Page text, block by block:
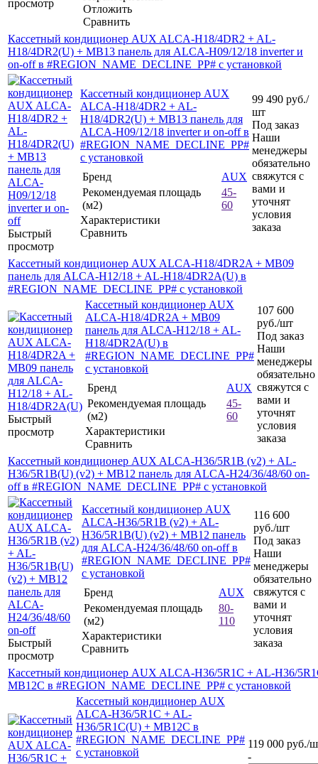
просмотр
Отложить
Сравнить
Кассетный кондиционер AUX ALCA-H18/4DR2 + AL-
H18/4DR2(U) + MB13 панель для ALCA-H09/12/18 inverter и
on-off в #REGION_NAME_DECLINE_PP# с установкой
Быстрый
просмотр
Кассетный кондиционер AUX
ALCA-H18/4DR2 + AL-
H18/4DR2(U) + MB13 панель для
ALCA-H09/12/18 inverter и on-off в
#REGION_NAME_DECLINE_PP#
с установкой
Бренд
AUX
Рекомендуемая площадь
(м2)
45-
60
Характеристики
Сравнить
99 490 руб./
шт
Под заказ
Наши
менеджеры
обязательно
свяжутся с
вами и
уточнят
условия
заказа
Кассетный кондиционер AUX ALCA-H18/4DR2A + MB09
панель для ALCA-H12/18 + AL-H18/4DR2A(U) в
#REGION_NAME_DECLINE_PP# с установкой
Быстрый
просмотр
Кассетный кондиционер AUX
ALCA-H18/4DR2A + MB09
панель для ALCA-H12/18 + AL-
H18/4DR2A(U) в
#REGION_NAME_DECLINE_PP#
с установкой
Бренд
AUX
Рекомендуемая площадь
(м2)
45-
60
Характеристики
Сравнить
107 600
руб./шт
Под заказ
Наши
менеджеры
обязательно
свяжутся с
вами и
уточнят
условия
заказа
Кассетный кондиционер AUX ALCA-H36/5R1B (v2) + AL-
H36/5R1B(U) (v2) + MB12 панель для ALCA-H24/36/48/60 on-
off в #REGION_NAME_DECLINE_PP# с установкой
Быстрый
просмотр
Кассетный кондиционер AUX
ALCA-H36/5R1B (v2) + AL-
H36/5R1B(U) (v2) + MB12 панель
для ALCA-H24/36/48/60 on-off в
#REGION_NAME_DECLINE_PP#
с установкой
Бренд
AUX
Рекомендуемая площадь
(м2)
80-
110
Характеристики
Сравнить
116 600
руб./шт
Под заказ
Наши
менеджеры
обязательно
свяжутся с
вами и
уточнят
условия
заказа
Кассетный кондиционер AUX ALCA-H36/5R1C + AL-H36/
MB12C в #REGION_NAME_DECLINE_PP# с установкой
Кассетный кондиционер AUX
ALCA-H36/5R1C + AL-
H36/5R1C(U) + MB12C в
#REGION_NAME_DECLINE_PP#
с установкой
119 000 руб./
-